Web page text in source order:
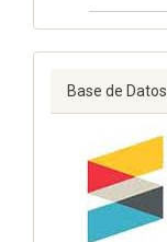
Base de Datos